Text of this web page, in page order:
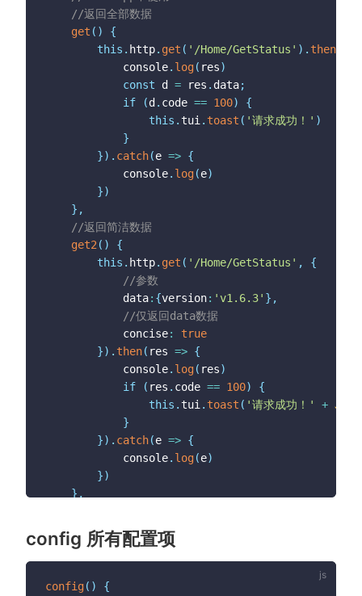
//返回全部数据
get ( )
{
this . http. get ( '/Home/GetStatus' ) . then
			console
. log( res)
const d = res . data;
if
(d. code == 100)
{
this . tui . toast ( '请求成功！' )
}
}) . catch(e => {
			console
. log(e)
})
} ,
//返回简洁数据
get2 ( )
{
this . http. get ( '/Home/GetStatus' ,
{
//参数
			data
: {version: 'v1.6.3' } ,
//仅返回data数据
			concise
:
true
}) . then( res => {
			console
. log( res)
if
( res . code == 100)
{
this . tui . toast ( '请求成功！' + JSON
}
}) . catch(e => {
			console
. log(e)
})
} ,
get3()
this .http.request
			url
: '/Home/GetStatus',
config 所有配置项
config( )
{